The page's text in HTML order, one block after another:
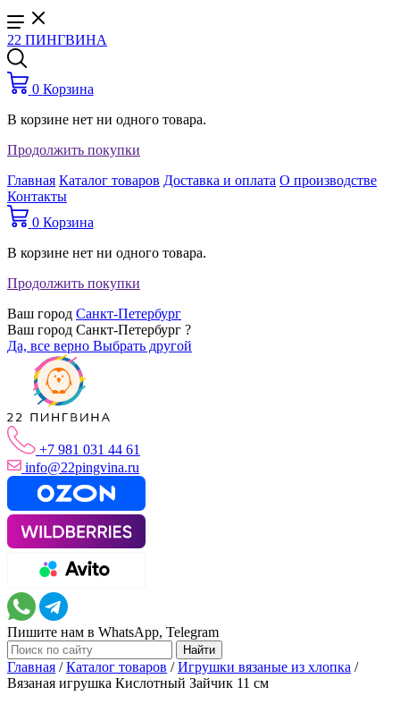
22 ПИНГВИНА
0 Корзина
В корзине нет ни одного товара.
Продолжить покупки
Главная Каталог товаров Доставка и оплата О производстве
Контакты
0 Корзина
В корзине нет ни одного товара.
Продолжить покупки
Ваш город Санкт-Петербург
Ваш город Санкт-Петербург ?
Да, все верно Выбрать другой
+7 981 031 44 61
info@22pingvina.ru
Пишите нам в WhatsApp, Telegram
Главная /Каталог товаров /Игрушки вязаные из хлопка /
Вязаная игрушка Кислотный Зайчик 11 см